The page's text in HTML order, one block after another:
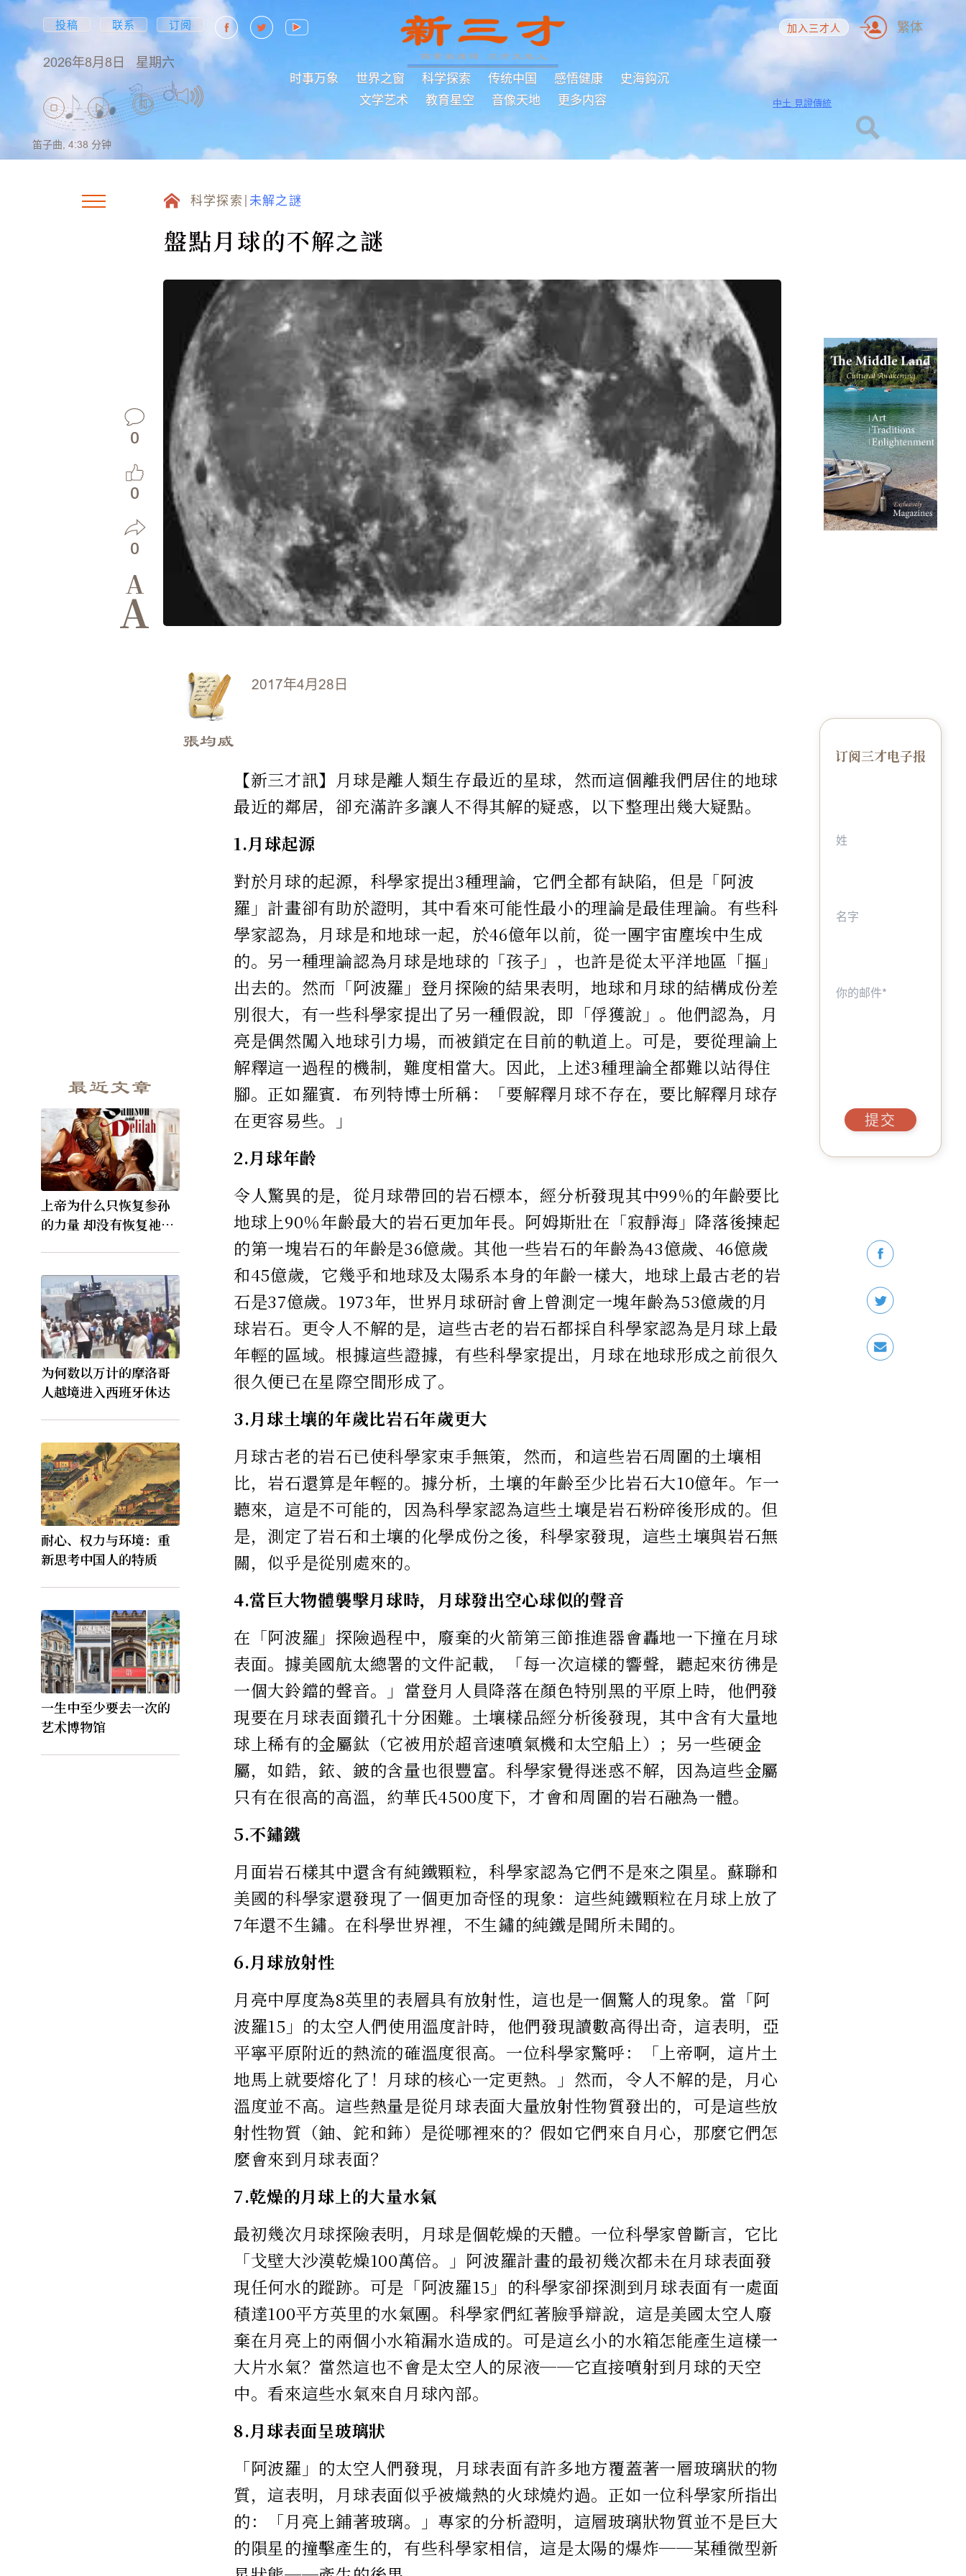
投稿 联系 订阅
2026年8月8日 星期六
时事万象 世界之窗 科学探索 传统中国 感悟健康
史海鈎沉
文学艺术
教育星空 音像天地 更多内容
加入三才人 繁体
中土 見證傳統
笛子曲, 4:38 分钟
科学探索 未解之謎
盤點月球的不解之謎
0
0
0
A
A
最近文章
上帝为什么只恢复参孙
的力量 却没有恢复祂的
为何数以万计的摩洛哥
人越境进入西班牙休达
耐心、权力与环境：重
新思考中国人的特质
一生中至少要去一次的
艺术博物馆
2017年4月28日
張均威
【新三才訊】月球是離人類生存最近的星球，然而這個離我們居住的地球
最近的鄰居，卻充滿許多讓人不得其解的疑惑，以下整理出幾大疑點。
1.月球起源
對於月球的起源，科學家提出3種理論，它們全都有缺陷，但是「阿波
羅」計畫卻有助於證明，其中看來可能性最小的理論是最佳理論。有些科
學家認為，月球是和地球一起，於46億年以前，從一團宇宙塵埃中生成
的。另一種理論認為月球是地球的「孩子」，也許是從太平洋地區「摳」
出去的。然而「阿波羅」登月探險的結果表明，地球和月球的結構成份差
別很大，有一些科學家提出了另一種假說，即「俘獲說」。他們認為，月
亮是偶然闖入地球引力場，而被鎖定在目前的軌道上。可是，要從理論上
解釋這一過程的機制，難度相當大。因此，上述3種理論全都難以站得住
腳。正如羅賓．布列特博士所稱：「要解釋月球不存在，要比解釋月球存
在更容易些。」
2.月球年齡
令人驚異的是，從月球帶回的岩石標本，經分析發現其中99％的年齡要比
地球上90％年齡最大的岩石更加年長。阿姆斯壯在「寂靜海」降落後揀起
的第一塊岩石的年齡是36億歲。其他一些岩石的年齡為43億歲、46億歲
和45億歲，它幾乎和地球及太陽系本身的年齡一樣大，地球上最古老的岩
石是37億歲。1973年，世界月球研討會上曾測定一塊年齡為53億歲的月
球岩石。更令人不解的是，這些古老的岩石都採自科學家認為是月球上最
年輕的區域。根據這些證據，有些科學家提出，月球在地球形成之前很久
很久便已在星際空間形成了。
3.月球土壤的年歲比岩石年歲更大
月球古老的岩石已使科學家束手無策，然而，和這些岩石周圍的土壤相
比，岩石還算是年輕的。據分析，土壤的年齡至少比岩石大10億年。乍一
聽來，這是不可能的，因為科學家認為這些土壤是岩石粉碎後形成的。但
是，測定了岩石和土壤的化學成份之後，科學家發現，這些土壤與岩石無
關，似乎是從別處來的。
4.當巨大物體襲擊月球時，月球發出空心球似的聲音
在「阿波羅」探險過程中，廢棄的火箭第三節推進器會轟地一下撞在月球
表面。據美國航太總署的文件記載，「每一次這樣的響聲，聽起來彷彿是
一個大鈴鐺的聲音。」當登月人員降落在顏色特別黑的平原上時，他們發
現要在月球表面鑽孔十分困難。土壤樣品經分析後發現，其中含有大量地
球上稀有的金屬鈦（它被用於超音速噴氣機和太空船上）；另一些硬金
屬，如鋯，銥、鈹的含量也很豐富。科學家覺得迷惑不解，因為這些金屬
只有在很高的高溫，約華氏4500度下，才會和周圍的岩石融為一體。
5.不鏽鐵
月面岩石樣其中還含有純鐵顆粒，科學家認為它們不是來之隕星。蘇聯和
美國的科學家還發現了一個更加奇怪的現象：這些純鐵顆粒在月球上放了
7年還不生鏽。在科學世界裡，不生鏽的純鐵是聞所未聞的。
6.月球放射性
月亮中厚度為8英里的表層具有放射性，這也是一個驚人的現象。當「阿
波羅15」的太空人們使用溫度計時，他們發現讀數高得出奇，這表明，亞
平寧平原附近的熱流的確溫度很高。一位科學家驚呼：「上帝啊，這片土
地馬上就要熔化了！月球的核心一定更熱。」然而，令人不解的是，月心
溫度並不高。這些熱量是從月球表面大量放射性物質發出的，可是這些放
射性物質（鈾、鉈和鈽）是從哪裡來的？假如它們來自月心，那麼它們怎
麼會來到月球表面？
7.乾燥的月球上的大量水氣
最初幾次月球探險表明，月球是個乾燥的天體。一位科學家曾斷言，它比
「戈壁大沙漠乾燥100萬倍。」阿波羅計畫的最初幾次都未在月球表面發
現任何水的蹤跡。可是「阿波羅15」的科學家卻探測到月球表面有一處面
積達100平方英里的水氣團。科學家們紅著臉爭辯說，這是美國太空人廢
棄在月亮上的兩個小水箱漏水造成的。可是這幺小的水箱怎能產生這樣一
大片水氣？當然這也不會是太空人的尿液──它直接噴射到月球的天空
中。看來這些水氣來自月球內部。
8.月球表面呈玻璃狀
「阿波羅」的太空人們發現，月球表面有許多地方覆蓋著一層玻璃狀的物
質，這表明，月球表面似乎被熾熱的火球燒灼過。正如一位科學家所指出
的：「月亮上鋪著玻璃。」專家的分析證明，這層玻璃狀物質並不是巨大
的隕星的撞擊產生的，有些科學家相信，這是太陽的爆炸──某種微型新
订阅三才电子报
提交